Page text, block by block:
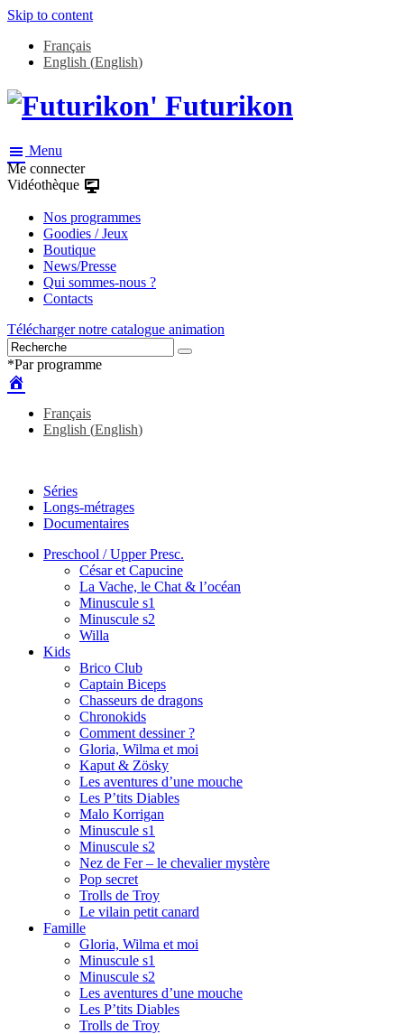
Skip to content
Français
English (English)
Futurikon
Menu
Me connecter
Vidéothèque
Nos programmes
Goodies / Jeux
Boutique
News/Presse
Qui sommes-nous ?
Contacts
Télécharger notre catalogue animation
*Par programme
Français
English (English)
Séries
Longs-métrages
Documentaires
Preschool / Upper Presc.
César et Capucine
La Vache, le Chat & l’océan
Minuscule s1
Minuscule s2
Willa
Kids
Brico Club
Captain Biceps
Chasseurs de dragons
Chronokids
Comment dessiner ?
Gloria, Wilma et moi
Kaput & Zösky
Les aventures d’une mouche
Les P’tits Diables
Malo Korrigan
Minuscule s1
Minuscule s2
Nez de Fer – le chevalier mystère
Pop secret
Trolls de Troy
Le vilain petit canard
Famille
Gloria, Wilma et moi
Minuscule s1
Minuscule s2
Les aventures d’une mouche
Les P’tits Diables
Trolls de Troy